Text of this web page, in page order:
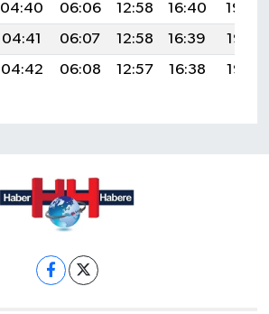
04:40 06:06 12:58 16:40
19:39
04:41 06:07 12:58 16:39
19:38
04:42 06:08 12:57 16:38 19:37